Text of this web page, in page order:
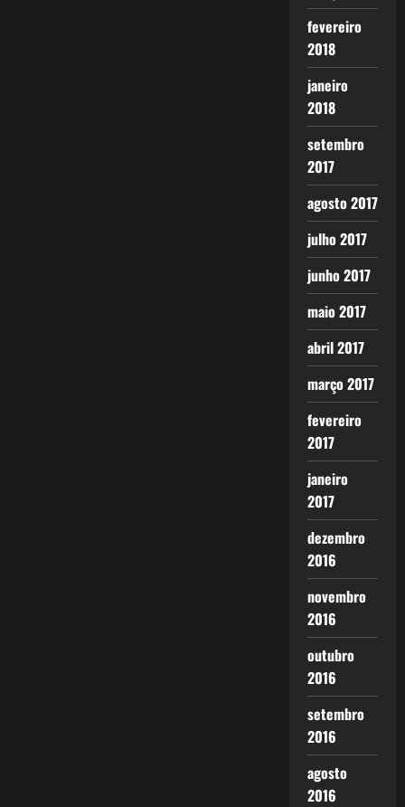
fevereiro
2018
janeiro
2018
setembro
2017
agosto 2017
julho 2017
junho 2017
maio 2017
abril 2017
março 2017
fevereiro
2017
janeiro
2017
dezembro
2016
novembro
2016
outubro
2016
setembro
2016
agosto
2016